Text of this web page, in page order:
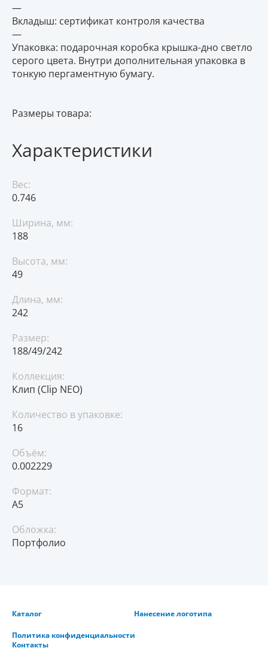
—
Вкладыш: сертификат контроля качества
—
Упаковка: подарочная коробка крышка-дно светло
серого цвета. Внутри дополнительная упаковка в
тонкую пергаментную бумагу.
Размеры товара:
Характеристики
Вес:
0.746
Ширина, мм:
188
Высота, мм:
49
Длина, мм:
242
Размер:
188/49/242
Коллекция:
Клип (Clip NEO)
Количество в упаковке:
16
Объём:
0.002229
Формат:
А5
Обложка:
Портфолио
Каталог Нанесение логотипа
Политика конфиденциальности
Контакты